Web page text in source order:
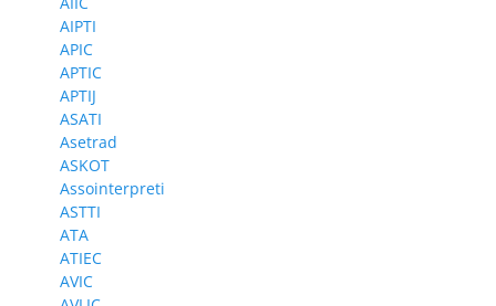
AIPTI
APIC
APTIC
APTIJ
ASATI
Asetrad
ASKOT
Assointerpreti
ASTTI
ATA
ATIEC
AVIC